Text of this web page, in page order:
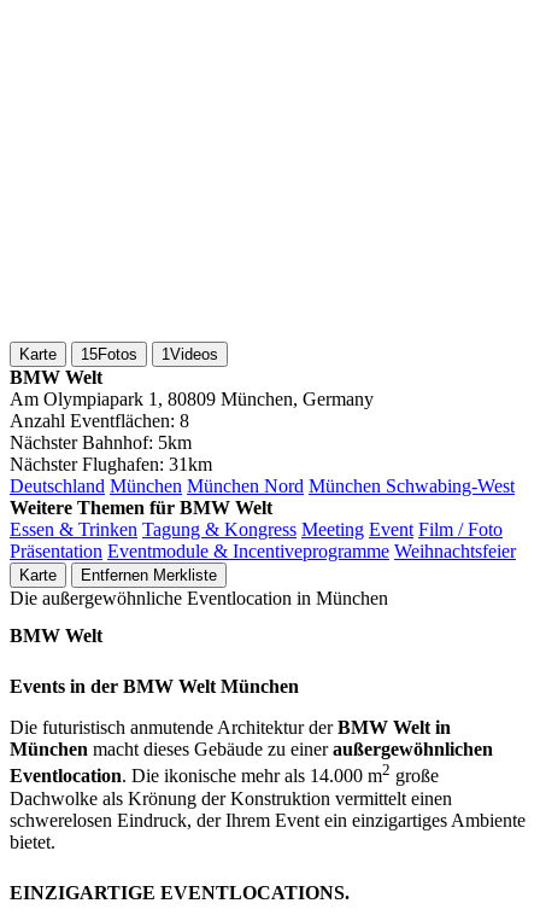
Karte 15Fotos 1Videos
BMW Welt
Am Olympiapark 1, 80809 München, Germany
Anzahl Eventflächen: 8
Nächster Bahnhof: 5km
Nächster Flughafen: 31km
Deutschland München München Nord München Schwabing-West
Weitere Themen für BMW Welt
Essen & Trinken Tagung & Kongress Meeting Event Film / Foto
Präsentation Eventmodule & Incentiveprogramme Weihnachtsfeier
Karte Entfernen Merkliste
Die außergewöhnliche Eventlocation in München
BMW Welt
Events in der BMW Welt München
Die futuristisch anmutende Architektur derBMW Welt in
München macht dieses Gebäude zu eineraußergewöhnlichen
Eventlocation. Die ikonische mehr als 14.000 m2 große
Dachwolke als Krönung der Konstruktion vermittelt einen
schwerelosen Eindruck, der Ihrem Event ein einzigartiges Ambiente
bietet.
EINZIGARTIGE EVENTLOCATIONS.